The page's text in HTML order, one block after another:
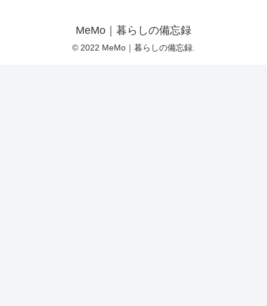
MeMo｜暮らしの備忘録
© 2022 MeMo｜暮らしの備忘録.